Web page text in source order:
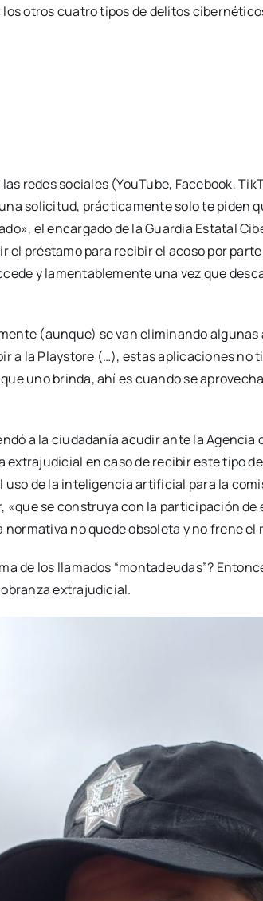
otros cuatro tipos de delitos
redes sociales (YouTube, Facebook,
solicitud, prácticamente solo te piden
el encargado de la Guardia Estatal
el préstamo para recibir el acoso por
y lamentablemente una vez que
(aunque) se van eliminando
a la Playstore (…), estas aplicaciones no
uno brinda, ahí es cuando se
a la ciudadanía acudir ante la
extrajudicial en caso de recibir este tipo
uso de la inteligencia artificial para la
«que se construya con la participación
normativa no quede obsoleta y no frene
de los llamados “montadeudas”?
extrajudicial.